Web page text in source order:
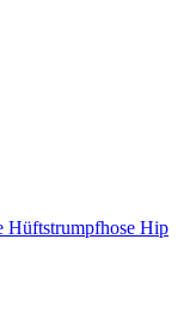
Hüftstrumpfhose Hip